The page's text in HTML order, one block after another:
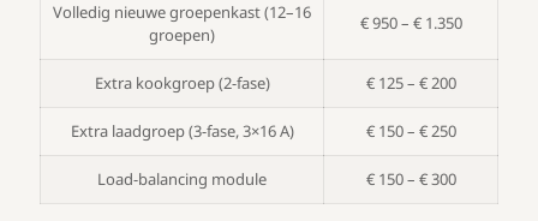
Volledig nieuwe groepenkast (12–16
groepen)
€ 950 – € 1.350
Extra kookgroep (2-fase) € 125 – € 200
Extra laadgroep (3-fase, 3×16 A) € 150 – € 250
Load-balancing module € 150 – € 300